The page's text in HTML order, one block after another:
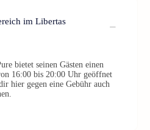
im Libertas
bietet seinen Gästen einen
16:00 bis 20:00 Uhr geöffnet
hier gegen eine Gebühr auch